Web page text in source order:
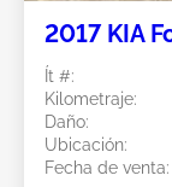
2017 KIA
Ít #:
Kilometraje:
Daño:
Ubicación:
Fecha de venta: